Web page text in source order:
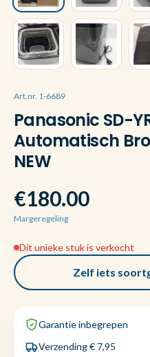
Art.nr. 1-6689
Panasonic SD-
Automatisch
NEW
€180.00
Margeregeling
Dit unieke stuk is verkocht
Zelf iets
Garantie inbegrepen
Verzending € 7,95